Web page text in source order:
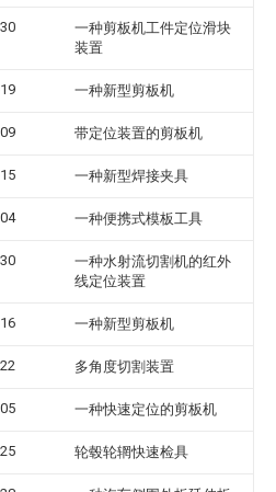
一种剪板机工件定位滑块
装置
一种新型剪板机
带定位装置的剪板机
一种新型焊接夹具
一种便携式模板工具
一种水射流切割机的红外
线定位装置
一种新型剪板机
多角度切割装置
一种快速定位的剪板机
轮毂轮辋快速检具